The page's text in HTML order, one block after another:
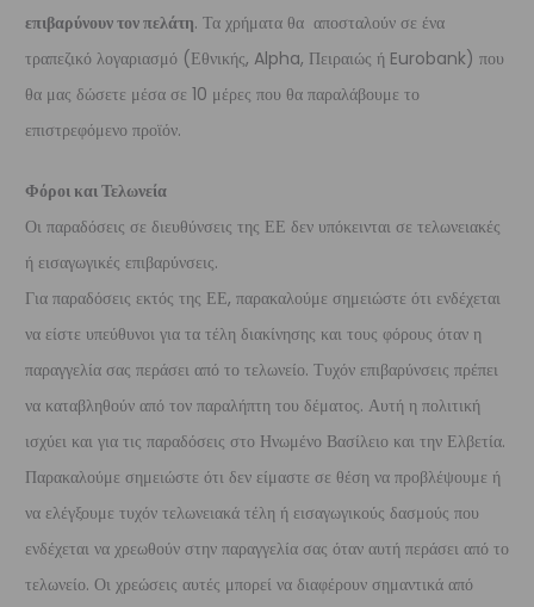
επιβαρύνουν τον πελάτη. Τα χρήματα θα αποσταλούν σε ένα
τραπεζικό λογαριασμό (Εθνικής, Alpha, Πειραιώς ή Eurobank) που
θα μας δώσετε μέσα σε 10 μέρες που θα παραλάβουμε το
επιστρεφόμενο προϊόν.
Φόροι και Τελωνεία
Οι παραδόσεις σε διευθύνσεις της ΕΕ δεν υπόκεινται σε τελωνειακές
ή εισαγωγικές επιβαρύνσεις.
Για παραδόσεις εκτός της ΕΕ, παρακαλούμε σημειώστε ότι ενδέχεται
να είστε υπεύθυνοι για τα τέλη διακίνησης και τους φόρους όταν η
παραγγελία σας περάσει από το τελωνείο. Τυχόν επιβαρύνσεις πρέπει
να καταβληθούν από τον παραλήπτη του δέματος. Αυτή η πολιτική
ισχύει και για τις παραδόσεις στο Ηνωμένο Βασίλειο και την Ελβετία.
Παρακαλούμε σημειώστε ότι δεν είμαστε σε θέση να προβλέψουμε ή
να ελέγξουμε τυχόν τελωνειακά τέλη ή εισαγωγικούς δασμούς που
ενδέχεται να χρεωθούν στην παραγγελία σας όταν αυτή περάσει από το
τελωνείο. Οι χρεώσεις αυτές μπορεί να διαφέρουν σημαντικά από